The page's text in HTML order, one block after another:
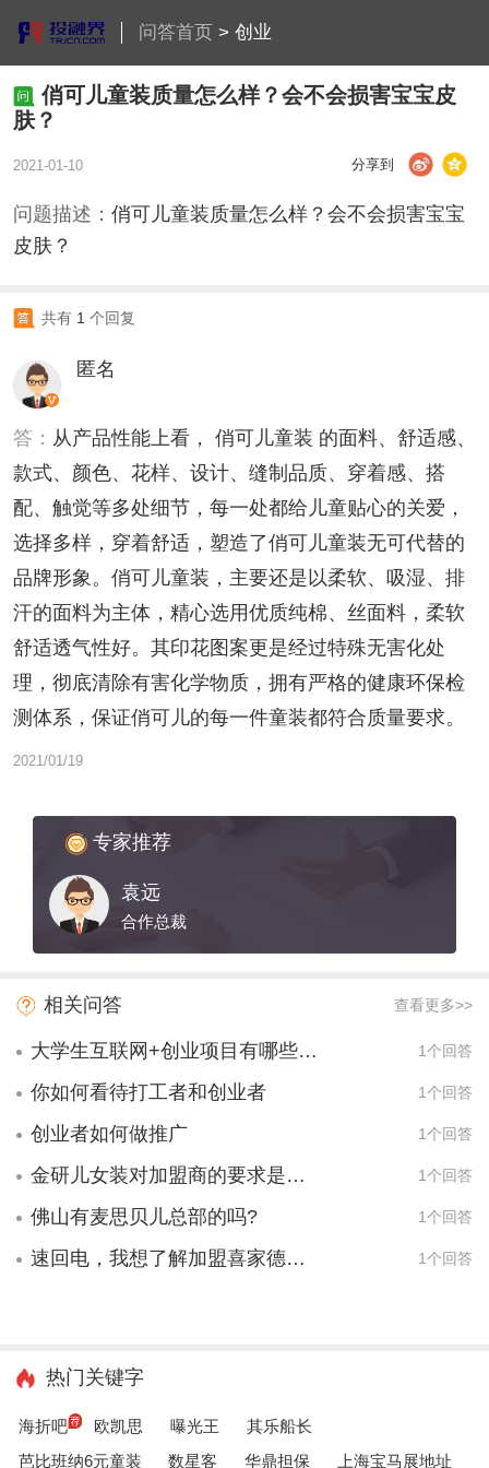
问答首页> 创业
俏可儿童装质量怎么样？会不会损害宝宝皮
肤？
2021-01-10 分享到
问题描述： 俏可儿童装质量怎么样？会不会损害宝宝
皮肤？
共有 1 个回复
匿名
答： 从产品性能上看， 俏可儿童装 的面料、舒适感、
款式、颜色、花样、设计、缝制品质、穿着感、搭
配、触觉等多处细节，每一处都给儿童贴心的关爱，
选择多样，穿着舒适，塑造了俏可儿童装无可代替的
品牌形象。俏可儿童装，主要还是以柔软、吸湿、排
汗的面料为主体，精心选用优质纯棉、丝面料，柔软
舒适透气性好。其印花图案更是经过特殊无害化处
理，彻底清除有害化学物质，拥有严格的健康环保检
测体系，保证俏可儿的每一件童装都符合质量要求。
2021/01/19
专家推荐
袁远
合作总裁
相关问答 查看更多>>
大学生互联网+创业项目有哪些项目？ 1个回答
你如何看待打工者和创业者 1个回答
创业者如何做推广 1个回答
金研儿女装对加盟商的要求是什么？ 1个回答
佛山有麦思贝儿总部的吗? 1个回答
速回电，我想了解加盟喜家德水饺怎么样？加盟费多少？ 1个回答
热门关键字
海折吧 欧凯思 曝光王
其乐船长
芭比班纳6元童装
数星客 华鼎担保 上海宝马展地址